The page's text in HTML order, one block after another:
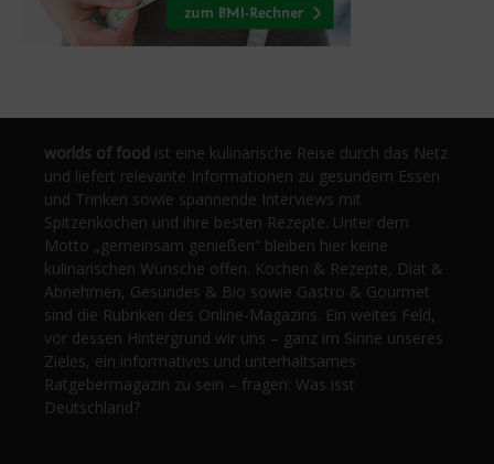
worlds of food ist eine kulinarische Reise durch das Netz
und liefert relevante Informationen zu gesundem Essen
und Trinken sowie spannende Interviews mit
Spitzenköchen und ihre besten Rezepte. Unter dem
Motto „gemeinsam genießen“ bleiben hier keine
kulinarischen Wünsche offen. Kochen & Rezepte, Diät &
Abnehmen, Gesundes & Bio sowie Gastro & Gourmet
sind die Rubriken des Online-Magazins. Ein weites Feld,
vor dessen Hintergrund wir uns – ganz im Sinne unseres
Zieles, ein informatives und unterhaltsames
Ratgebermagazin zu sein – fragen: Was isst
Deutschland?